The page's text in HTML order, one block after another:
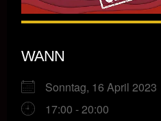
WANN
Sonntag, 16 April 2023
17:00 - 20:00